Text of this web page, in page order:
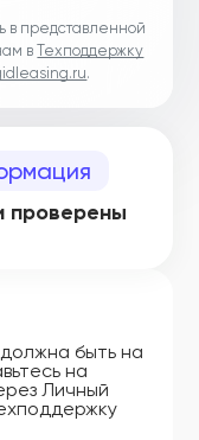
в представленной
вТехподдержку
.
проверены
быть на
на
Личный